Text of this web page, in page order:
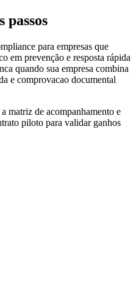
passos
para empresas que
em prevenção e resposta rápida
quando sua empresa combina
e comprovacao documental
matriz de acompanhamento e
piloto para validar ganhos